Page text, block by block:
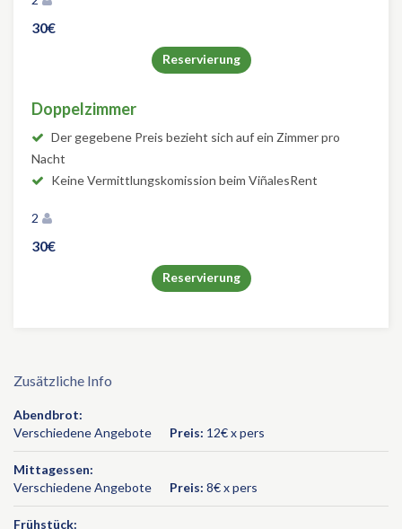
30€
Reservierung
Doppelzimmer
Der gegebene Preis bezieht sich auf ein Zimmer pro
Nacht
Keine Vermittlungskomission beim ViñalesRent
2
30€
Reservierung
Zusätzliche Info
Abendbrot:
Verschiedene Angebote
Preis: 12€ x pers
Mittagessen:
Verschiedene Angebote
Preis: 8€ x pers
Frühstück: